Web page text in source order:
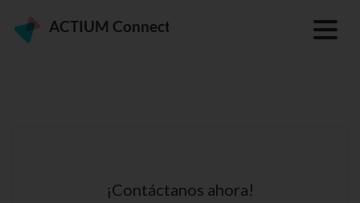
contenido
¡Contáctanos ahora!